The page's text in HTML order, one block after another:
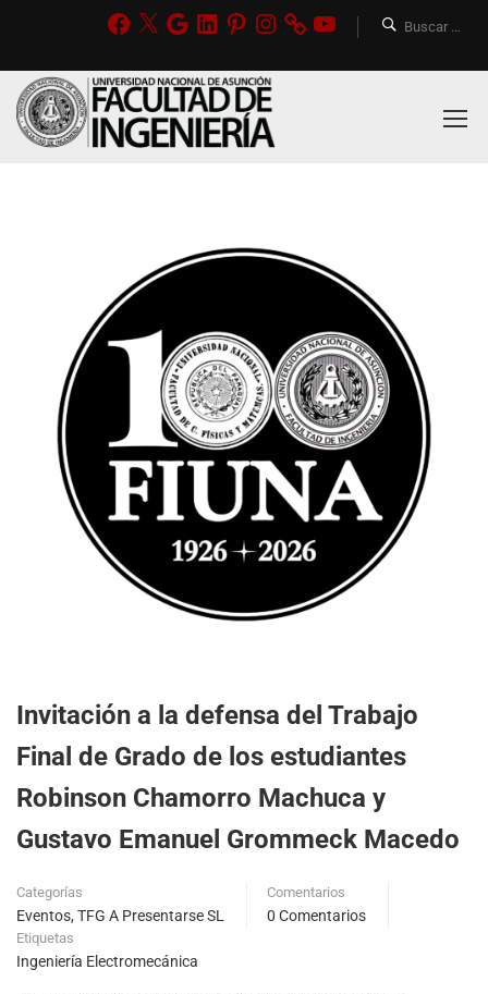
Invitación a la defensa del Trabajo
Final de Grado de los estudiantes
Robinson Chamorro Machuca y
Gustavo Emanuel Grommeck Macedo
Categorías
Eventos, TFG A Presentarse SL
Comentarios
0 Comentarios
Etiquetas
Ingeniería Electromecánica